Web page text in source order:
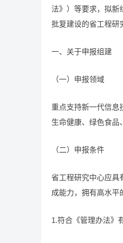
法》）等要求，拟新
批复建设的省工程研
一、关于申报组建
（一）申报领域
重点支持新一代信息
生命健康、绿色食品
（二）申报条件
省工程研究中心应具
成能力，拥有高水平
1.符合《管理办法》